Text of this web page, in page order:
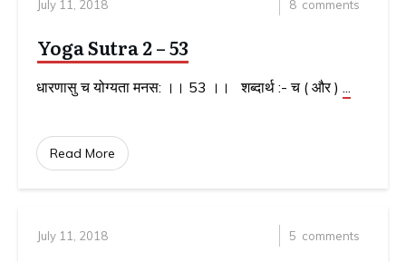
July 11, 2018 8 comments
Yoga Sutra 2 – 53
धारणासु च योग्यता मनस: ।। 53 ।। शब्दार्थ :- च ( और ) ...
Read More
July 11, 2018 5 comments